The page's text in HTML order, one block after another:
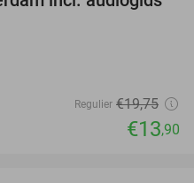
Regulier €19,75
€13,90